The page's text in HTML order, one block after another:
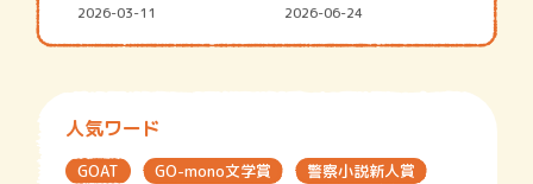
2026-03-11 2026-06-24
人気ワード
GOAT GO-mono文学賞
警察小説新人賞